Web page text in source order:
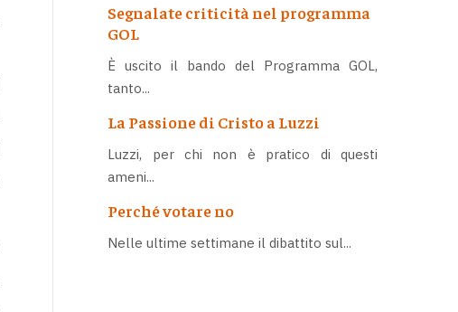
Segnalate criticità nel programma
GOL
È uscito il bando del Programma GOL,
tanto...
La Passione di Cristo a Luzzi
Luzzi, per chi non è pratico di questi
ameni...
Perché votare no
Nelle ultime settimane il dibattito sul...